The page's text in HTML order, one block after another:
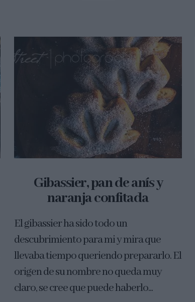
Gibassier, pan de anís y
naranja confitada
El gibassier ha sido todo un
descubrimiento para mi y mira que
llevaba tiempo queriendo prepararlo. El
origen de su nombre no queda muy
claro, se cree que puede haberlo...